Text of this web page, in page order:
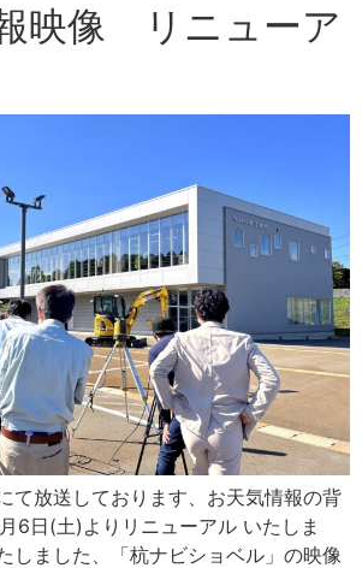
映像 リニューア
て放送しております、お天気情報の背
6日(土)よりリニューアル いたしま
しました、「杭ナビショベル」の映像